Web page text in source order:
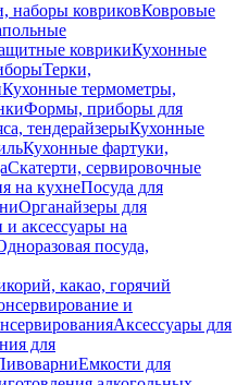
наборы ковриковКовровые
коврикиКухонные
Терки,
Кухонные термометры,
Формы, приборы для
тендерайзерыКухонные
Кухонные фартуки,
Скатерти, сервировочные
на кухнеПосуда для
Органайзеры для
аксессуары на
посуда,
какао, горячий
и
Аксессуары для
для
Емкости для